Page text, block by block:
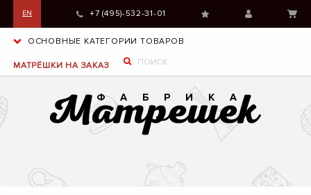
EN +7 (495)-532-31-01
ОСНОВНЫЕ КАТЕГОРИИ ТОВАРОВ
МАТРЁШКИ НА ЗАКАЗ